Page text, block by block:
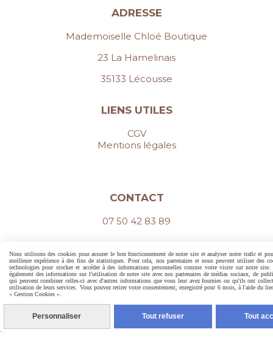
ADRESSE
Mademoiselle Chloé Boutique
23 La Hamelinais
35133 Lécousse
LIENS UTILES
CGV
Mentions légales
CONTACT
07 50 42 83 89
Facebook est désactivé. Autoriser
Mentions Légales
Conditions générales de vente
Nous utilisons des cookies pour assurer le bon fonctionnement de notre site et analyser notre trafic et
meilleure expérience à des fins de statistiques. Pour cela, nos partenaires et nous peuvent utiliser des
technologies pour stocker et accéder à des informations personnelles comme votre visite sur notre site.
également des informations sur l'utilisation de notre site avec nos partenaires de médias sociaux, de
qui peuvent combiner celles-ci avec d'autres informations que vous leur avez fournies ou qu'ils ont
utilisation de leurs services. Vous pouvez retirer votre consentement, enregistré pour 6 mois, à l'aide du
« Gestion Cookies ».
Personnaliser Tout refuser Tout